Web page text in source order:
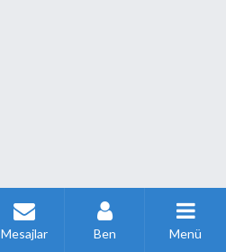
Mesajlar Ben Menü